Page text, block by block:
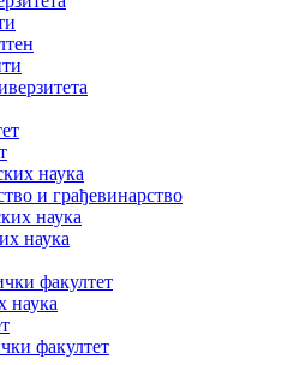
наука
и грађевинарство
наука
наука
факултет
наука
факултет